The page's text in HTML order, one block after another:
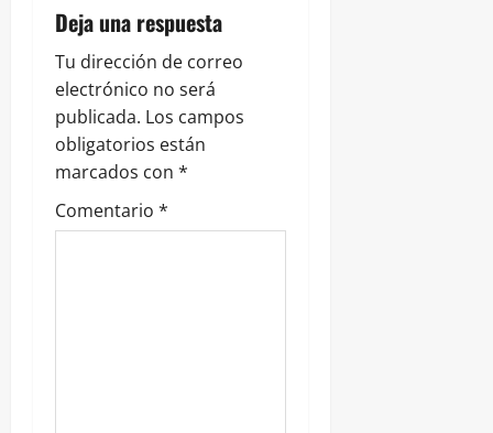
t
r
a
d
a
Deja una respuesta
Tu dirección de correo
electrónico no será
publicada. Los campos
obligatorios están
marcados con *
Comentario *